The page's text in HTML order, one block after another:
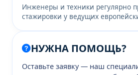
Инженеры и техники регулярно
стажировки у ведущих
НУЖНА ПОМОЩЬ?
Оставьте заявку — наш